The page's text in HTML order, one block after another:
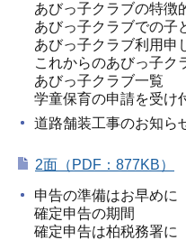
あびっ子クラブの特徴
あびっ子クラブでの子
あびっ子クラブ利用申
これからのあびっ子ク
あびっ子クラブ一覧
学童保育の申請を受け
道路舗装工事のお知ら
2面（PDF：877KB）
申告の準備はお早めに
確定申告の期間
確定申告は柏税務署に